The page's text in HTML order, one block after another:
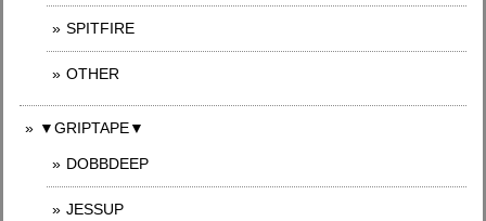
SPITFIRE
OTHER
▼GRIPTAPE▼
DOBBDEEP
JESSUP